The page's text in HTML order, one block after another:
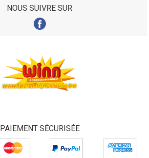
NOUS SUIVRE SUR
PAIEMENT SÉCURISÉE